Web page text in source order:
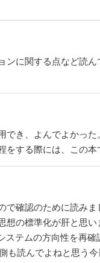
に関する点など読
、よんでよかった
する際には、この本
で確認のために読み
の標準化が肝と思
テムの方向性を再
読んでよねと思う今